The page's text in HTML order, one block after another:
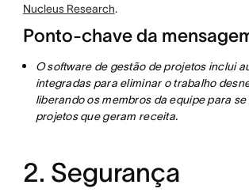
Nucleus Research.
Ponto-chave da
O software de gestão de projetos inclui
integradas para eliminar o trabalho
liberando os membros da equipe para
projetos que geram receita.
2. Segurança